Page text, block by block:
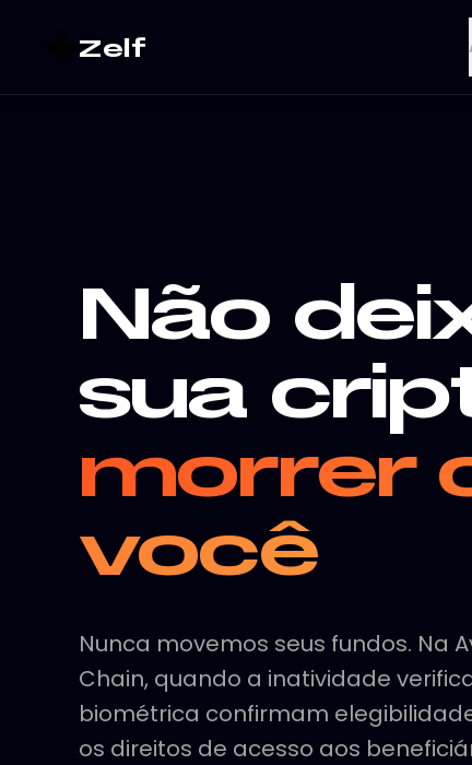
Zelf
Não
sua
morrer
você
Nunca movemos seus fundos. Na
Chain, quando a inatividade
biométrica confirmam
os direitos de acesso aos